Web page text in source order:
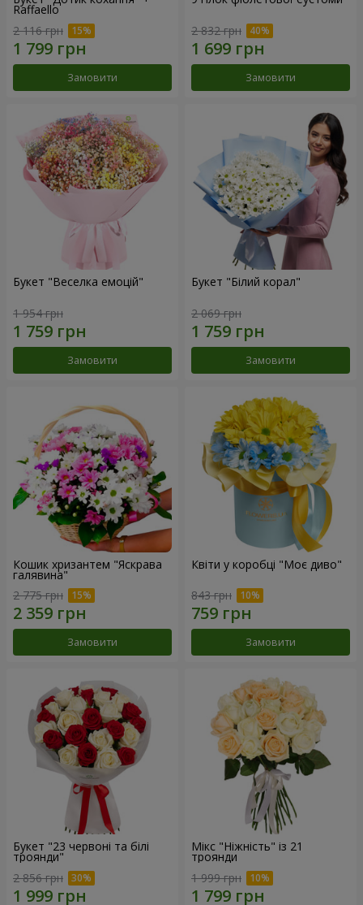
Raffaello
2 116 грн
Замовити
2 832 грн
Замовити
Букет "Веселка емоцій"
1 954 грн
Замовити
Букет "Білий корал"
2 069 грн
Замовити
Кошик хризантем "Яскрава
галявина"
2 775 грн
Замовити
Квіти у коробці "Моє диво"
843 грн
Замовити
Букет "23 червоні та білі
троянди"
2 856 грн
Мікс "Ніжність" із 21
троянди
1 999 грн